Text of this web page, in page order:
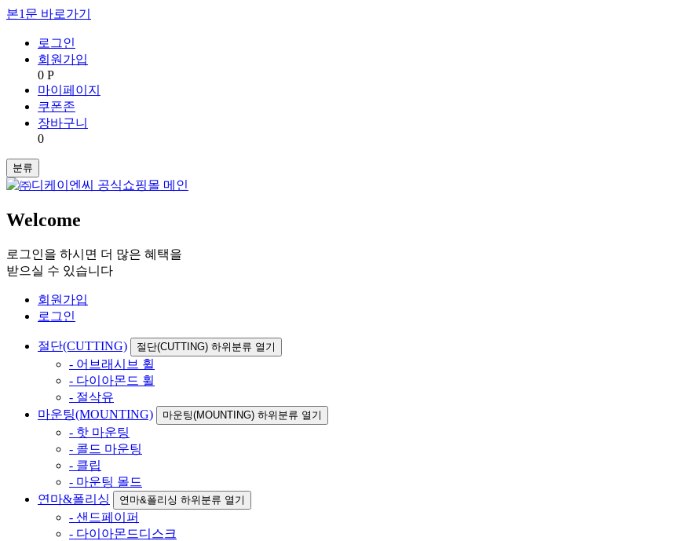
본1문 바로가기
로그인
회원가입
0 P
마이페이지
쿠폰존
장바구니
0
분류
Welcome
로그인을 하시면 더 많은 혜택을
받으실 수 있습니다
회원가입
로그인
절단(CUTTING) 절단(CUTTING) 하위분류 열기
- 어브래시브 휠
- 다이아몬드 휠
- 절삭유
마운팅(MOUNTING)
마운팅(MOUNTING) 하위분류 열기
- 핫 마운팅
- 콜드 마운팅
- 클립
- 마운팅 몰드
연마&폴리싱
연마&폴리싱 하위분류 열기
- 샌드페이퍼
- 다이아몬드디스크